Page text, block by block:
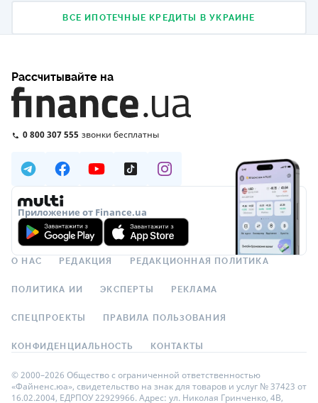
ВСЕ ИПОТЕЧНЫЕ КРЕДИТЫ В УКРАИНЕ
Рассчитывайте на
0 800 307 555 звонки бесплатны
Приложение от Finance.ua
О НАС РЕДАКЦИЯ РЕДАКЦИОННАЯ ПОЛИТИКА
ПОЛИТИКА ИИ ЭКСПЕРТЫ РЕКЛАМА
СПЕЦПРОЕКТЫ ПРАВИЛА ПОЛЬЗОВАНИЯ
КОНФИДЕНЦИАЛЬНОСТЬ КОНТАКТЫ
© 2000–2026 Общество с ограниченной ответственностью
«Файненс.юа», свидетельство на знак для товаров и услуг № 37423 от
16.02.2004, ЕДРПОУ 22929966. Адрес: ул. Николая Гринченко, 4В,